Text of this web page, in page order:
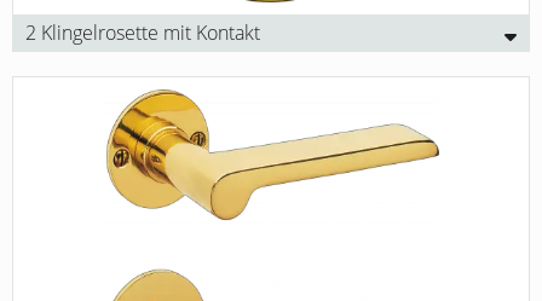
2 Klingelrosette mit Kontakt